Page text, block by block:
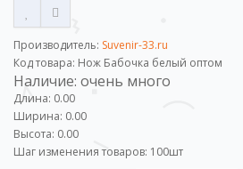
Производитель: Suvenir-33.ru
Код товара: Нож Бабочка белый оптом
Наличие: очень много
Длина: 0.00
Ширина: 0.00
Высота: 0.00
Шаг изменения товаров: 100шт